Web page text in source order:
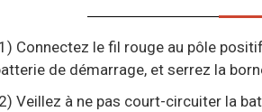
Connectez le fil rouge au pôle
de démarrage, et serrez la
Veillez à ne pas court-circuiter la